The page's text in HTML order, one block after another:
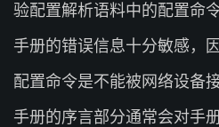
验配置解析语料中的配置命
手册的错误信息十分敏感，
配置命令是不能被网络设备
手册的序言部分通常会对手